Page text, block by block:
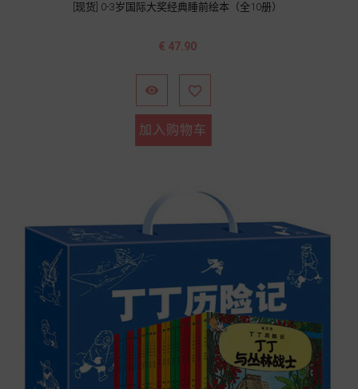
[现货] 0-3岁国际大奖经典睡前绘本（全10册）
价
€ 47.90
 
加入购物车